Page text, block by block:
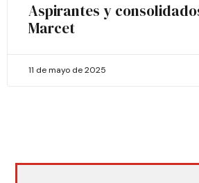
Aspirantes y
Marcet
11 de mayo de 2025